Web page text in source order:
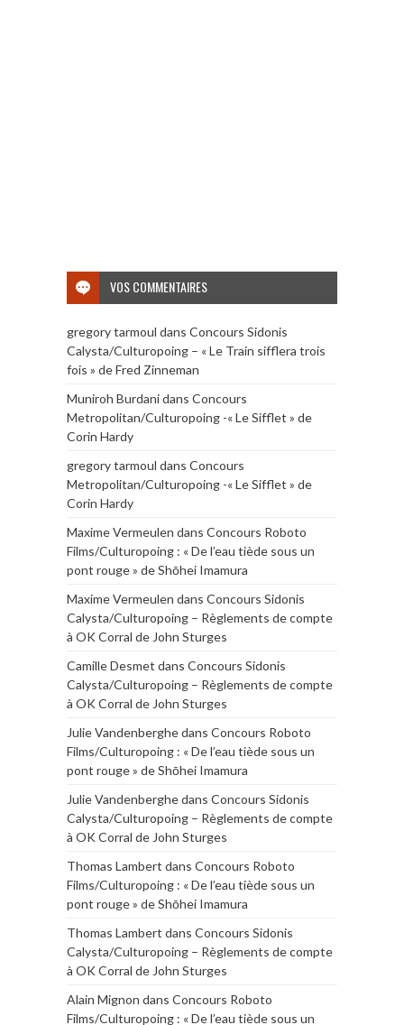
VOS COMMENTAIRES
gregory tarmoul dans Concours Sidonis
Calysta/Culturopoing – « Le Train sifflera trois
fois » de Fred Zinneman
Muniroh Burdanidans Concours
Metropolitan/Culturopoing -« Le Sifflet » de
Corin Hardy
gregory tarmoul dans Concours
Metropolitan/Culturopoing -« Le Sifflet » de
Corin Hardy
Maxime Vermeulen dans Concours Roboto
Films/Culturopoing : « De l’eau tiède sous un
pont rouge » de Shōhei Imamura
Maxime Vermeulen dans Concours Sidonis
Calysta/Culturopoing – Règlements de compte
à OK Corral de John Sturges
Camille Desmet dans Concours Sidonis
Calysta/Culturopoing – Règlements de compte
à OK Corral de John Sturges
Julie Vandenberghedans Concours Roboto
Films/Culturopoing : « De l’eau tiède sous un
pont rouge » de Shōhei Imamura
Julie Vandenberghedans Concours Sidonis
Calysta/Culturopoing – Règlements de compte
à OK Corral de John Sturges
Thomas Lambert dans Concours Roboto
Films/Culturopoing : « De l’eau tiède sous un
pont rouge » de Shōhei Imamura
Thomas Lambert dans Concours Sidonis
Calysta/Culturopoing – Règlements de compte
à OK Corral de John Sturges
Alain Mignon dans Concours Roboto
Films/Culturopoing : « De l’eau tiède sous un